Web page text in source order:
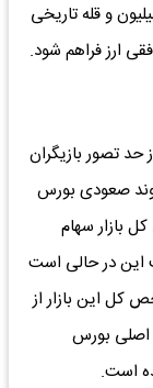
رسید. با این حال برای عبور از کانال ۳.۲ میلیون و قله تاریخی
ارز فراهم شود.
حد تصور بازیگران
روند صعودی بورس
این ۹ روز شاخص کل بازار سهام
شده است این در حالی است
کل این بازار از
اصلی بورس